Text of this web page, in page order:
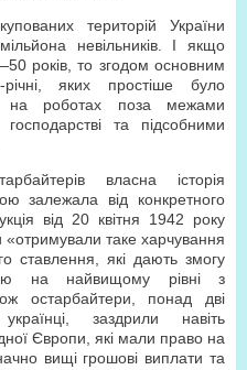
територій України
невільників. І якщо
років, то згодом основним
яких простіше було
на роботах поза межами
та підсобними
власна історія
залежала від конкретного
від 20 квітня 1942 року
«отримували таке харчування
ставлення, які дають змогу
на найвищому рівні з
остарбайтери, понад дві
заздрили навіть
Європи, які мали право на
вищі грошові виплати та